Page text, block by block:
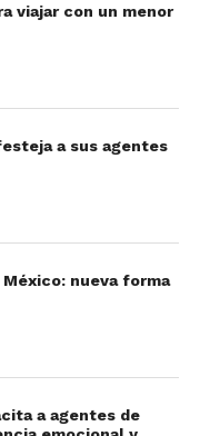
arcilla llamado
este curry de
o cabra, y una
viajar con un menor
a sus agentes
nueva forma
a agentes de